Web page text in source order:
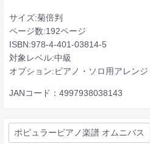
サイズ:菊倍判
ページ数:192ページ
ISBN:978-4-401-03814-5
対象レベル:中級
オプション:ピアノ・ソロ用アレンジ
JANコード：4997938038143
ポピュラーピアノ楽譜 オムニバス